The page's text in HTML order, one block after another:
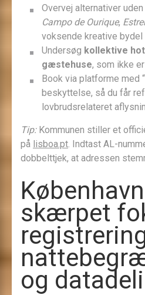
Overvej alternativer
Campo de Ourique,
voksende kreative bydel
Undersøg kollektive
gæstehuse, som ikke
Book via platforme med “
beskyttelse, så du får
lovbrudsrelateret
Tip:Kommunen stiller et
på lisboa.pt . Indtast AL-
dobbelttjek, at adressen
skærpet
og